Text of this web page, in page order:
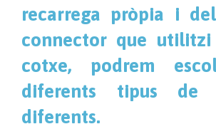
recarrega pròpia i
connector que
cotxe, podrem
diferents tipus de
diferents.